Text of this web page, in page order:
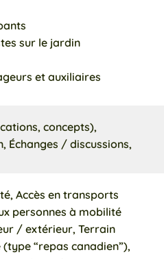
sur le jardin
et auxiliaires
concepts),
Échanges / discussions,
Accès en transports
personnes à mobilité
/ extérieur, Terrain
“repas canadien”),